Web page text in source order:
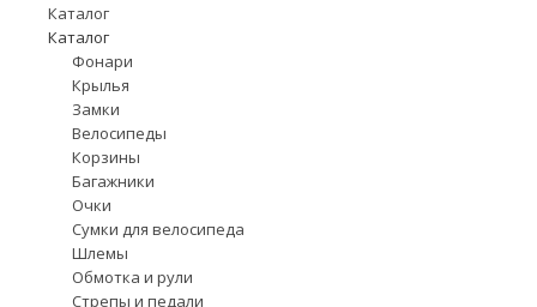
Каталог
Каталог
Фонари
Крылья
Замки
Велосипеды
Корзины
Багажники
Очки
Сумки для велосипеда
Шлемы
Обмотка и рули
Стрепы и педали